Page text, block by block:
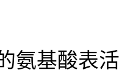
氨基酸表